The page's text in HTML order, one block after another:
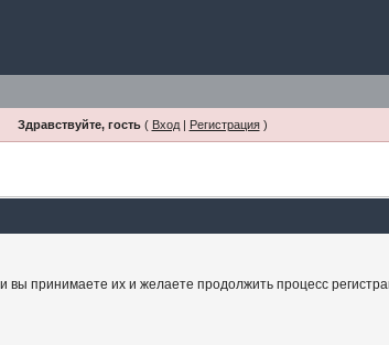
Здравствуйте, гость( Вход| Регистрация)
принимаете их и желаете продолжить процесс